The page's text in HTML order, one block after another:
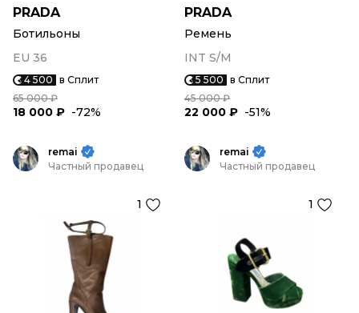
PRADA
Ботильоны
EU 36
4 500 в Сплит
65 000 ₽
18 000 ₽ -72%
PRADA
Ремень
INT S/M
5 500 в Сплит
45 000 ₽
22 000 ₽ -51%
remai
Частный продавец
1
remai
Частный продавец
1